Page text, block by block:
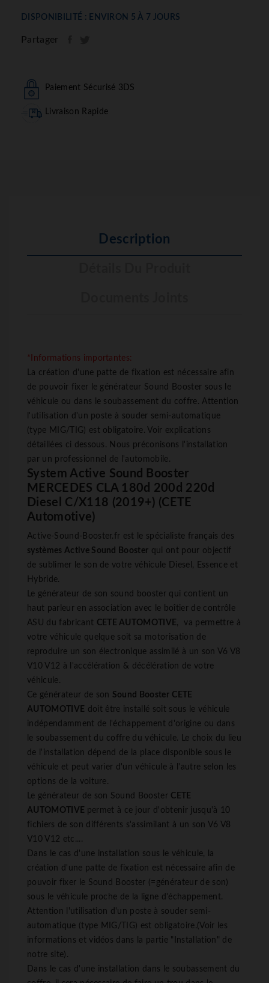
DISPONIBILITÉ : ENVIRON 5 À 7 JOURS
Partager
Paiement Sécurisé 3DS
Livraison Rapide
Description
*Informations importantes:
La création d'une patte de fixation est nécessaire afin
de pouvoir fixer le générateur Sound Booster sous le
véhicule ou dans le soubassement du coffre. Attention
l'utilisation d'un poste à souder semi-automatique
(type MIG/TIG) est obligatoire. Voir explications
détaillées ci dessous. Nous préconisons l'installation
par un professionnel de l'automobile.
System Active Sound Booster
MERCEDES CLA 180d 200d 220d
Diesel C/X118 (2019+) (CETE
Automotive)
Active-Sound-Booster.fr est le spécialiste français des
systèmes Active Sound Booster qui ont pour objectif
de sublimer le son de votre véhicule Diesel, Essence et
Hybride.
Le générateur de son sound booster qui contient un
haut parleur en association avec le boîtier de contrôle
ASU du fabricant CETE AUTOMOTIVE, va permettre à
votre véhicule quelque soit sa motorisation de
reproduire un son électronique assimilé à un son V6 V8
V10 V12 à l'accélération & décélération de votre
véhicule.
Ce générateur de son Sound Booster CETE
AUTOMOTIVE doit être installé soit sous le véhicule
indépendamment de l'échappement d'origine ou dans
le soubassement du coffre du véhicule. Le choix du lieu
de l'installation dépend de la place disponible sous le
véhicule et peut varier d'un véhicule à l'autre selon les
options de la voiture.
Le générateur de son Sound Booster CETE
AUTOMOTIVE permet à ce jour d'obtenir jusqu'à 10
fichiers de son différents s'assimilant à un son V6 V8
V10 V12 etc....
Dans le cas d'une installation sous le véhicule, la
création d'une patte de fixation est nécessaire afin de
pouvoir fixer le Sound Booster (=générateur de son)
sous le véhicule proche de la ligne d'échappement.
Attention l'utilisation d'un poste à souder semi-
automatique (type MIG/TIG) est obligatoire.(Voir les
informations et vidéos dans la partie "Installation" de
notre site).
Dans le cas d'une installation dans le soubassement du